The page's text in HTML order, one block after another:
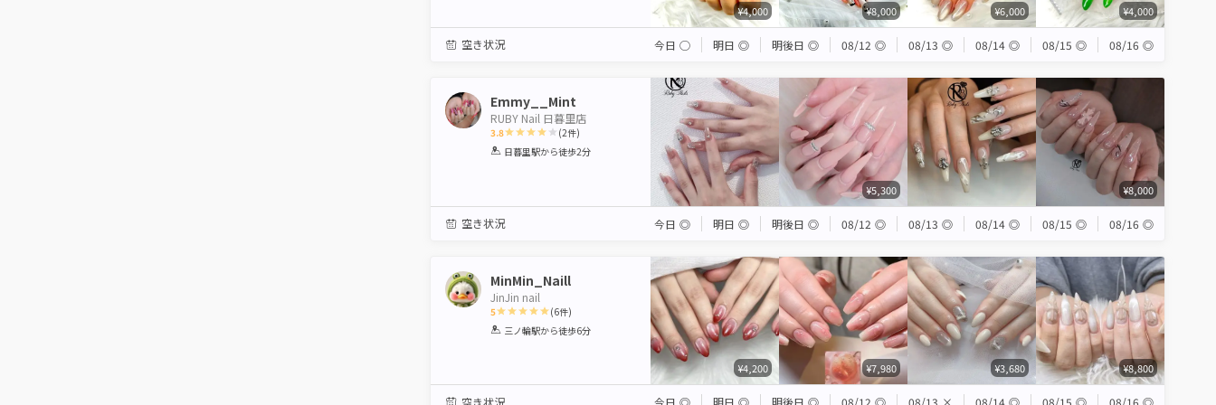
¥4,000 ¥8,000 ¥6,000 ¥4,000
空き状況 今日 ◯ 明日 ◎ 明後日 ◎ 08/12 ◎ 08/13 ◎ 08/14 ◎ 08/15 ◎ 08/16 ◎
Emmy__Mint
RUBY Nail 日暮里店
3.8
1 2 3 4 5
(2件)
日暮里駅から徒歩2分
¥5,300 ¥8,000
空き状況 今日 ◎ 明日 ◎ 明後日 ◎ 08/12 ◎ 08/13 ◎ 08/14 ◎ 08/15 ◎ 08/16 ◎
MinMin_Naill
JinJin nail
5
1 2 3 4 5
(6件)
三ノ輪駅から徒歩6分
¥4,200 ¥7,980 ¥3,680 ¥8,800
空き状況